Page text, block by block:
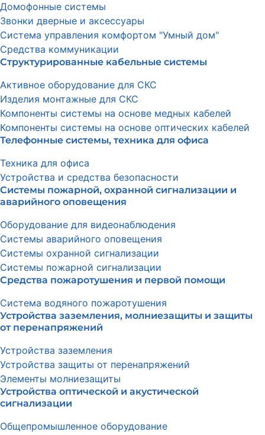
Домофонные системы
Звонки дверные и аксессуары
Система управления комфортом "Умный дом"
Средства коммуникации
Структурированные кабельные системы
Активное оборудование для СКС
Изделия монтажные для СКС
Компоненты системы на основе медных кабелей
Компоненты системы на основе оптических кабелей
Телефонные системы, техника для офиса
Техника для офиса
Устройства и средства безопасности
Системы пожарной, охранной сигнализации и
аварийного оповещения
Оборудование для видеонаблюдения
Системы аварийного оповещения
Системы охранной сигнализации
Системы пожарной сигнализации
Средства пожаротушения и первой помощи
Система водяного пожаротушения
Устройства заземления, молниезащиты и защиты
от перенапряжений
Устройства заземления
Устройства защиты от перенапряжений
Элементы молниезащиты
Устройства оптической и акустической
сигнализации
Общепромышленное оборудование